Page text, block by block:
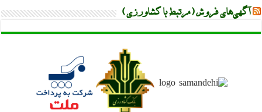
آگهی‌های فروش (مرتبط با کشاورزی)